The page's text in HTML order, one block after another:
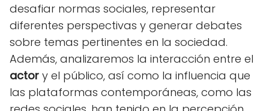
desafiar normas sociales, representar
diferentes perspectivas y generar debates
sobre temas pertinentes en la sociedad.
Además, analizaremos la interacción entre el
actor y el público, así como la influencia que
las plataformas contemporáneas, como las